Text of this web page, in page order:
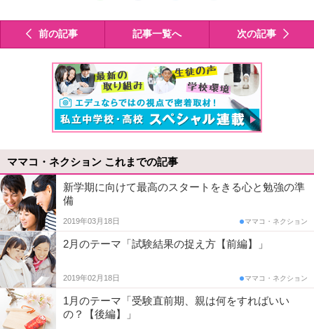
る
す
る
ト
す
る
で
る
前の記事 記事一覧へ 次の記事
ママコ・ネクション これまでの記事
新学期に向けて最高のスタートをきる心と勉強の準
備
2019年03月18日 ママコ・ネクション
2月のテーマ「試験結果の捉え方【前編】」
2019年02月18日 ママコ・ネクション
1月のテーマ「受験直前期、親は何をすればいい
の？【後編】」